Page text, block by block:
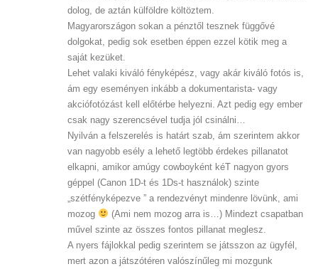
dolog, de aztán külföldre költöztem.
Magyarországon sokan a pénztől tesznek függővé
dolgokat, pedig sok esetben éppen ezzel kötik meg a
saját kezüket.
Lehet valaki kiváló fényképész, vagy akár kiváló fotós is,
ám egy eseményen inkább a dokumentarista- vagy
akciófotózást kell előtérbe helyezni. Azt pedig egy ember
csak nagy szerencsével tudja jól csinálni…
Nyilván a felszerelés is határt szab, ám szerintem akkor
van nagyobb esély a lehető legtöbb érdekes pillanatot
elkapni, amikor amúgy cowboyként kéT nagyon gyors
géppel (Canon 1D-t és 1Ds-t használok) szinte
„szétfényképezve ” a rendezvényt mindenre lövünk, ami
mozog
(Ami nem mozog arra is…) Mindezt csapatban
művel szinte az összes fontos pillanat meglesz.
A nyers fájlokkal pedig szerintem se játsszon az ügyfél,
mert azon a játszótéren valószínűleg mi mozgunk